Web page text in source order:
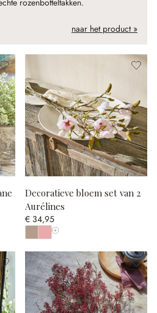
rozenbotteltakken.
naar het product »
Decoratieve bloem set van 2
Aurélines
€ 34,95
Toon alle kleuren